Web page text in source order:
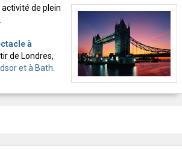
activité de plein
à
de Londres,
et à Bath